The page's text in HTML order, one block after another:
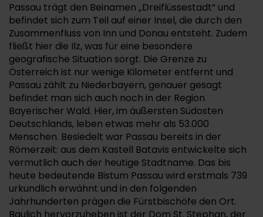
Passau trägt den Beinamen „Dreiflüssestadt“ und
befindet sich zum Teil auf einer Insel, die durch den
Zusammenfluss von Inn und Donau entsteht. Zudem
fließt hier die Ilz, was für eine besondere
geografische Situation sorgt. Die Grenze zu
Österreich ist nur wenige Kilometer entfernt und
Passau zählt zu Niederbayern, genauer gesagt
befindet man sich auch noch in der Region
Bayerischer Wald. Hier, im äußersten Südosten
Deutschlands, leben etwas mehr als 53.000
Menschen. Besiedelt war Passau bereits in der
Römerzeit: aus dem Kastell Batavis entwickelte sich
vermutlich auch der heutige Stadtname. Das bis
heute bedeutende Bistum Passau wird erstmals 739
urkundlich erwähnt und in den folgenden
Jahrhunderten prägen die Fürstbischöfe den Ort.